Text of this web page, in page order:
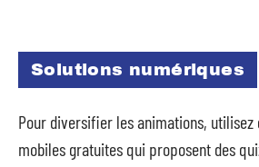
Solutions numériques
Pour diversifier les animations,
mobiles gratuites qui proposent des